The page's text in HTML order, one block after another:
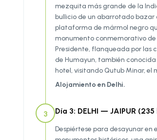
mezquita más grande de la
bullicio de un abarrotado bazar
plataforma de mármol negro
monumento conmemorativo
Presidente, flanqueada por las
de Humayun, también
hotel, visitando Qutub Minar, el
Alojamiento en Delhi.
3 Día 3: DELHI — JAIPUR
Despiértese para desayunar en